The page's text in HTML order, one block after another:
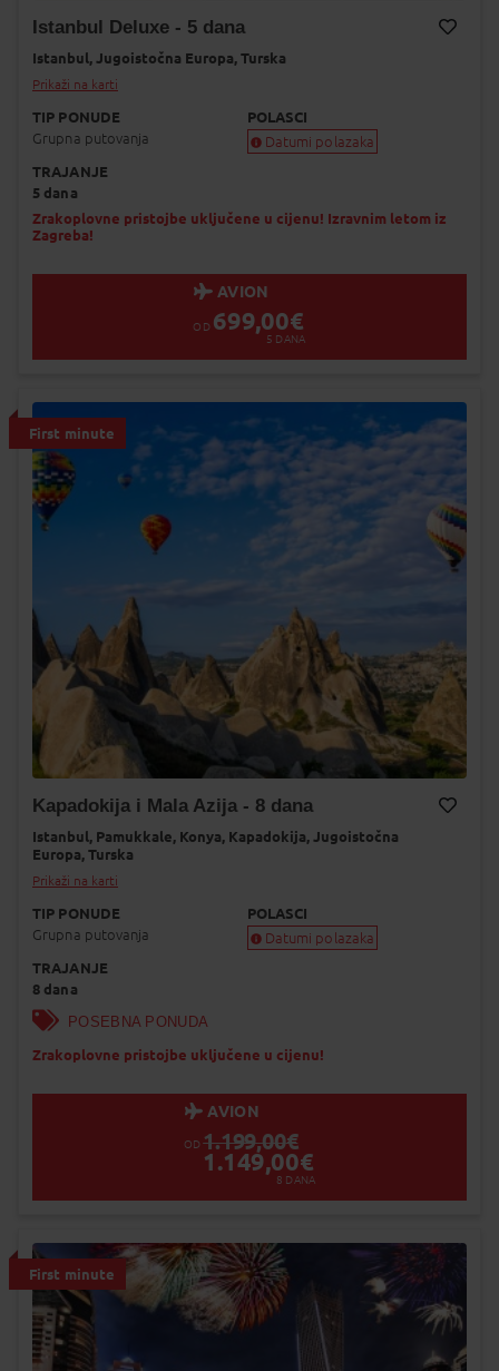
Istanbul Deluxe - 5 dana
Istanbul, Jugoistočna Europa, Turska
Prikaži na karti
TIP PONUDE
Grupna putovanja
POLASCI
Datumi polazaka
Popunjeno
TRAJANJE
5 dana
Zrakoplovne pristojbe uključene u cijenu! Izravnim letom iz
Zagreba!
AVION
OD 699,00€
5 DANA
First minute
Kapadokija i Mala Azija - 8 dana
Dodaj na Moj odabir
Istanbul, Pamukkale, Konya, Kapadokija,
Jugoistočna
Europa, Turska
Prikaži na karti
TIP PONUDE
Grupna putovanja
POLASCI
Datumi polazaka
dinamiku prodaje.
TRAJANJE
8 dana
POSEBNA PONUDA
Zrakoplovne pristojbe uključene u cijenu!
AVION
OD 1.199,00€
1.149,00€
8 DANA
First minute